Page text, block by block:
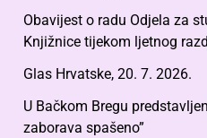
Obavijest o radu Odjela za
Knjižnice tijekom ljetnog
Glas Hrvatske, 20. 7. 2026.
U Bačkom Bregu
zaborava spašeno”